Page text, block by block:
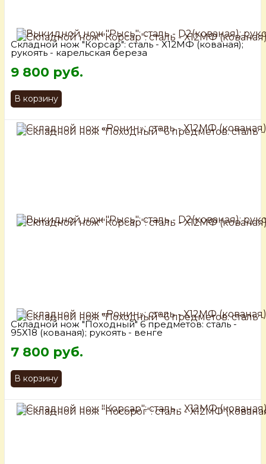
Складной нож "Корсар": сталь - Х12МФ (кованая);
рукоять - карельская береза
9 800 руб.
В корзину
Складной нож "Походный" 6 предметов: сталь -
95Х18 (кованая); рукоять - венге
7 800 руб.
В корзину